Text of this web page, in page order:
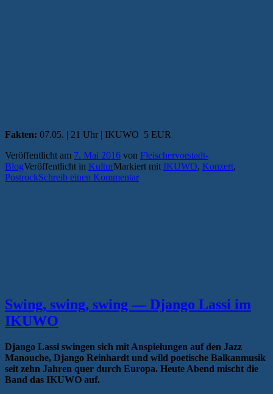
Fakten: 07.05. | 21 Uhr | IKUWO 5 EUR
Veröffentlicht am 7. Mai 2016 von Fleischervorstadt-
BlogVeröffentlicht in KulturMarkiert mit IKUWO, Konzert,
PostrockSchreib einen Kommentar
Swing, swing, swing — Django Lassi im
IKUWO
Django Lassi swingen sich mit Anspielungen auf den Jazz
Manouche, Django Reinhardt und wild poetische Balkanmusik
seit zehn Jahren quer durch Europa. Heute Abend mischt die
Band das IKUWO auf.